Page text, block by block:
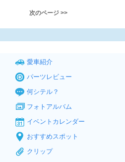
次のページ >>
愛車紹介
パーツレビュー
何シテル？
フォトアルバム
イベントカレンダー
おすすめスポット
クリップ